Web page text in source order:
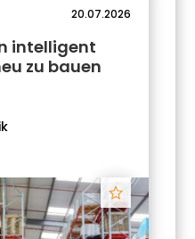
20.07.2026
intelligent
zu bauen
Track